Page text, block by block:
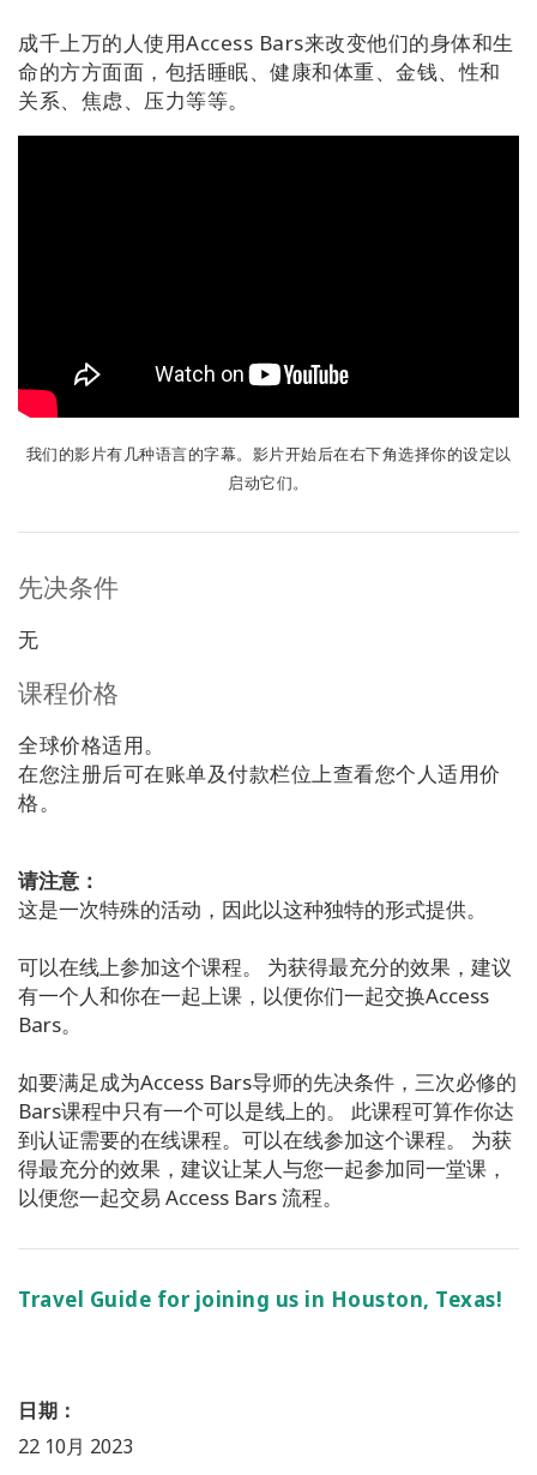
成千上万的人使用Access Bars来改变他们的身体和生
命的方方面面，包括睡眠、健康和体重、金钱、性和
关系、焦虑、压力等等。
我们的影片有几种语言的字幕。影片开始后在右下角选择你的设定以
启动它们。
先决条件
无
课程价格
全球价格适用。
在您注册后可在账单及付款栏位上查看您个人适用价
格。
请注意：
这是一次特殊的活动，因此以这种独特的形式提供。
可以在线上参加这个课程。 为获得最充分的效果，建议
有一个人和你在一起上课，以便你们一起交换Access
Bars。
如要满足成为Access Bars导师的先决条件，三次必修的
Bars课程中只有一个可以是线上的。 此课程可算作你达
到认证需要的在线课程。可以在线参加这个课程。 为获
得最充分的效果，建议让某人与您一起参加同一堂课，
以便您一起交易 Access Bars 流程。
Travel Guide for joining us in Houston, Texas!
日期：
22 10月 2023